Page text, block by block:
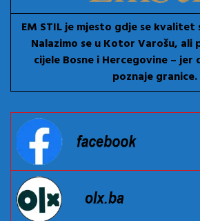
EM STIL je mjesto gdje se kvalitet
Nalazimo se u Kotor Varošu, ali
cijele Bosne i Hercegovine – jer
poznaje granice.